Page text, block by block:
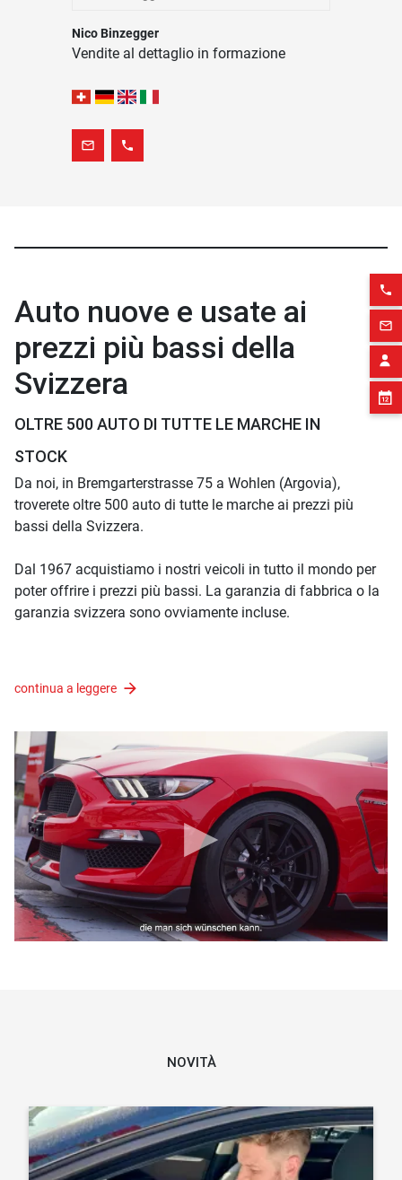
phone
mail_outline
Nico Binzegger
Vendite al dettaglio in formazione
mail_outline phone
Auto nuove e usate ai
prezzi più bassi della
Svizzera
OLTRE 500 AUTO DI TUTTE LE MARCHE IN
STOCK
Da noi, in Bremgarterstrasse 75 a Wohlen (Argovia),
troverete oltre 500 auto di tutte le marche ai prezzi più
bassi della Svizzera.
Dal 1967 acquistiamo i nostri veicoli in tutto il mondo per
poter offrire i prezzi più bassi. La garanzia di fabbrica o la
garanzia svizzera sono ovviamente incluse.
continua a leggere
NOVITÀ